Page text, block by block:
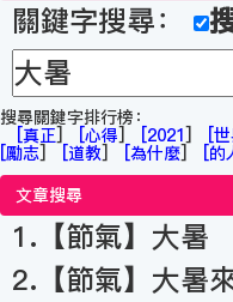
關鍵字搜尋：
搜尋關鍵字排行榜：
[真正] [心得] [2021] [
[勵志] [道教] [為什麼] [的
文章搜尋
1.【節氣】大暑
2.【節氣】大暑